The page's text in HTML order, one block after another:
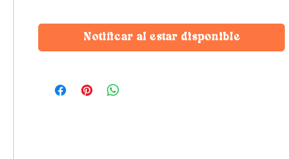
Notificar al estar disponible